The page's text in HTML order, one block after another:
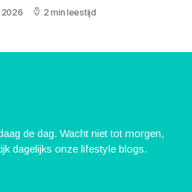
2026 2 min leestijd
de dag. Wacht niet tot morgen,
dagelijks onze lifestyle blogs.